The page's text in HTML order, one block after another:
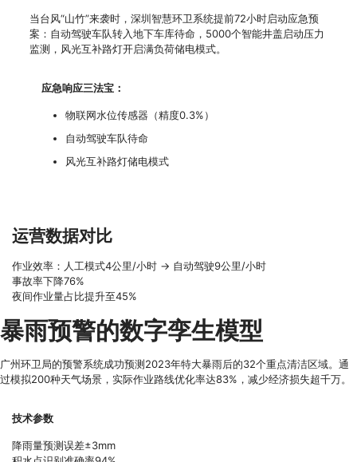
当台风“山竹”来袭时，深圳智慧环卫系统提前72小时启动应急预
案：自动驾驶车队转入地下车库待命，5000个智能井盖启动压力
监测，风光互补路灯开启满负荷储电模式。
应急响应三法宝：
物联网水位传感器（精度0.3%）
自动驾驶车队待命
风光互补路灯储电模式
运营数据对比
作业效率：人工模式4公里/小时 → 自动驾驶9公里/小时
事故率下降76%
夜间作业量占比提升至45%
暴雨预警的数字孪生模型
广州环卫局的预警系统成功预测2023年特大暴雨后的32个重点清洁区域。通
过模拟200种天气场景，实际作业路线优化率达83%，减少经济损失超千万。
技术参数
降雨量预测误差±3mm